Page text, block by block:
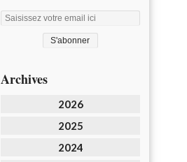
Archives
2026
2025
2024